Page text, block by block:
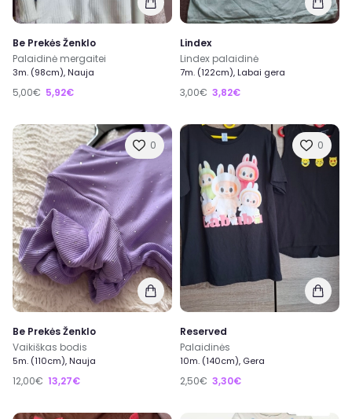
Be Prekės Ženklo
Palaidinė mergaitei
3m. (98cm), Nauja
5,00€ 5,92€
Lindex
Lindex palaidinė
7m. (122cm), Labai gera
3,00€ 3,82€
0
Be Prekės Ženklo
Vaikiškas bodis
5m. (110cm), Nauja
12,00€ 13,27€
0
Reserved
Palaidinės
10m. (140cm), Gera
2,50€ 3,30€